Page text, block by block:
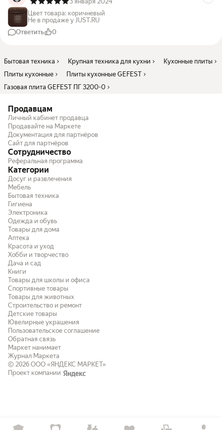
Цвет товара: коричневый
Не в продаже у JUST.RU
Ответить
0
Бытовая техника Крупная техника для кухни
Кухонные плиты
Плиты кухонные
Плиты кухонные GEFEST
Газовая плита GEFEST ПГ 3200-0
Продавцам
Личный кабинет продавца
Продавайте на Маркете
Документация для партнёров
Сайт для партнёров
Сотрудничество
Реферальная программа
Категории
Досуг и развлечения
Мебель
Бытовая техника
Гигиена
Электроника
Одежда и обувь
Товары для дома
Аптека
Красота и уход
Хобби и творчество
Дача и сад
Книги
Товары для школы и офиса
Спортивные товары
Товары для животных
Строительство и ремонт
Детские товары
Ювелирные украшения
Пользовательское соглашение
Обратная связь
Маркет нанимает
Журнал Маркета
© 2026 ООО «ЯНДЕКС МАРКЕТ»
Проект компании